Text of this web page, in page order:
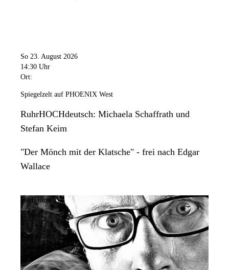
So 23. August 2026
14:30 Uhr
Ort:
Spiegelzelt auf PHOENIX West
RuhrHOCHdeutsch: Michaela Schaffrath und
Stefan Keim
"Der Mönch mit der Klatsche" - frei nach Edgar
Wallace
Bild: tonstark
Kategorie:
Kabarett & Comedy